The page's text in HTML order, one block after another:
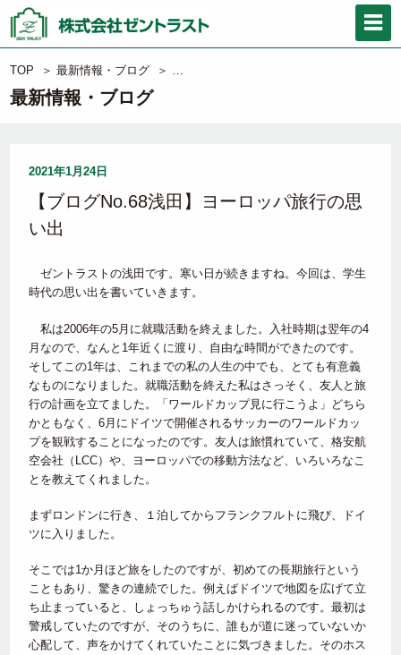
TOP ＞ 最新情報・ブログ ＞
最新情報・ブログ
2021年1月24日
【ブログNo.68浅田】ヨーロッパ旅行の思
い出
ゼントラストの浅田です。寒い日が続きますね。今回は、学生
時代の思い出を書いていきます。
私は2006年の5月に就職活動を終えました。入社時期は翌年の4
月なので、なんと1年近くに渡り、自由な時間ができたのです。
そしてこの1年は、これまでの私の人生の中でも、とても有意義
なものになりました。就職活動を終えた私はさっそく、友人と旅
行の計画を立てました。「ワールドカップ見に行こうよ」どちら
かともなく、6月にドイツで開催されるサッカーのワールドカッ
プを観戦することになったのです。友人は旅慣れていて、格安航
空会社（LCC）や、ヨーロッパでの移動方法など、いろいろなこ
とを教えてくれました。
まずロンドンに行き、１泊してからフランクフルトに飛び、ドイ
ツに入りました。
そこでは1か月ほど旅をしたのですが、初めての長期旅行という
こともあり、驚きの連続でした。例えばドイツで地図を広げて立
ち止まっていると、しょっちゅう話しかけられるのです。最初は
警戒していたのですが、そのうちに、誰もが道に迷っていないか
心配して、声をかけてくれていたことに気づきました。そのホス